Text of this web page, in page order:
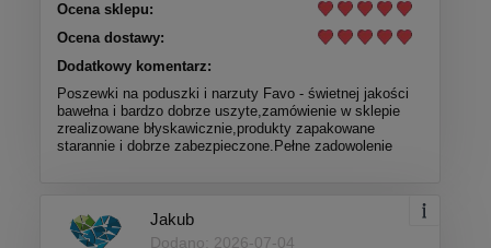
Ocena sklepu:
Ocena dostawy:
Dodatkowy komentarz:
Poszewki na poduszki i narzuty Favo - świetnej jakości
bawełna i bardzo dobrze uszyte,zamówienie w sklepie
zrealizowane błyskawicznie,produkty zapakowane
starannie i dobrze zabezpieczone.Pełne zadowolenie
Jakub
Dodano: 2026-07-04